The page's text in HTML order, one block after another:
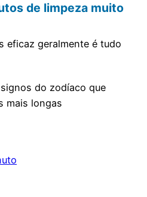
de limpeza muito
eficaz geralmente é tudo
do zodíaco que
mais longas